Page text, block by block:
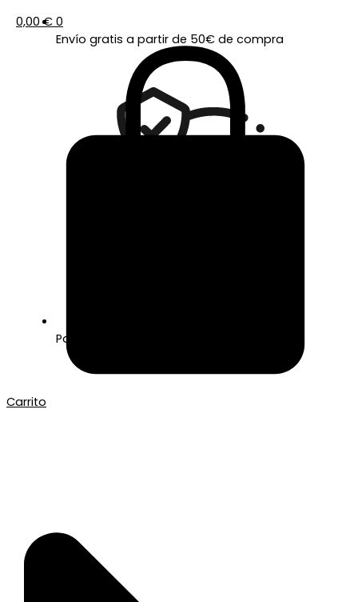
0,00€ 0
Carrito
Envío gratis a partir de 50€ de compra
Pago seguro con Tarjeta o Bizum